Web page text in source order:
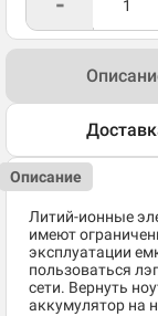
Описание
Литий-ионные
имеют
эксплуатации
пользоваться
сети. Вернуть
аккумулятор на